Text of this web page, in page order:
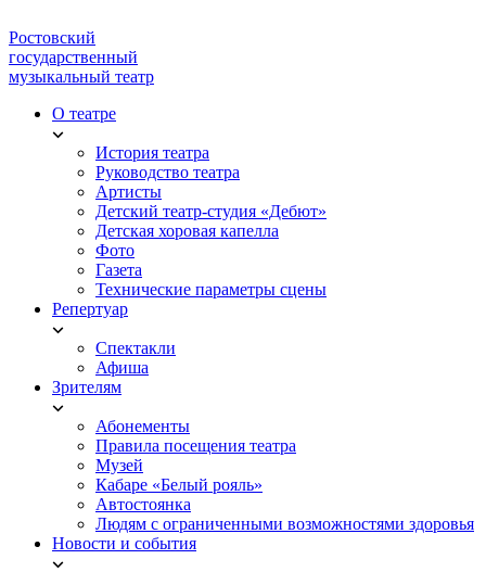
Ростовский
государственный
музыкальный театр
О театре
История театра
Руководство театра
Артисты
Детский театр-студия «Дебют»
Детская хоровая капелла
Фото
Газета
Технические параметры сцены
Репертуар
Спектакли
Афиша
Зрителям
Абонементы
Правила посещения театра
Музей
Кабаре «Белый рояль»
Автостоянка
Людям с ограниченными возможностями здоровья
Новости и события